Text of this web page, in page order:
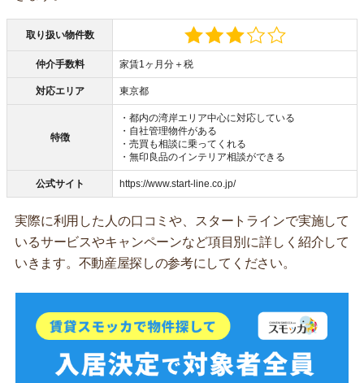
取り扱い物件数
仲介手数料 家賃1ヶ月分＋税
対応エリア 東京都
特徴
・都内の湾岸エリア中心に対応している
・自社管理物件がある
・売買も相談に乗ってくれる
・無印良品のインテリア相談ができる
公式サイト https://www.start-line.co.jp/
実際に利用した人の口コミや、スタートラインで実施して
いるサービスやキャンペーンなど項目別に詳しく紹介して
いきます。不動産屋探しの参考にしてください。